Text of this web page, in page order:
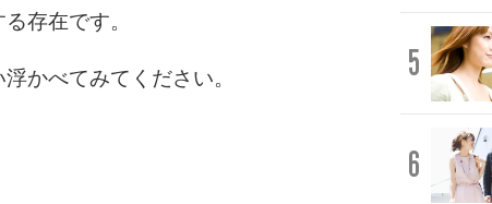
存在です。
かべてみてください。 5
6